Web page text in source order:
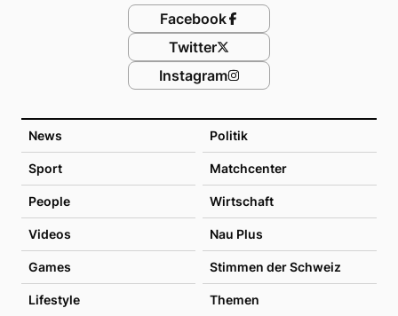
News Politik
Sport Matchcenter
People Wirtschaft
Videos Nau Plus
Games Stimmen der Schweiz
Lifestyle Themen
Facebook
Twitter
Instagram